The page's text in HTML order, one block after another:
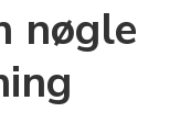
nøgle